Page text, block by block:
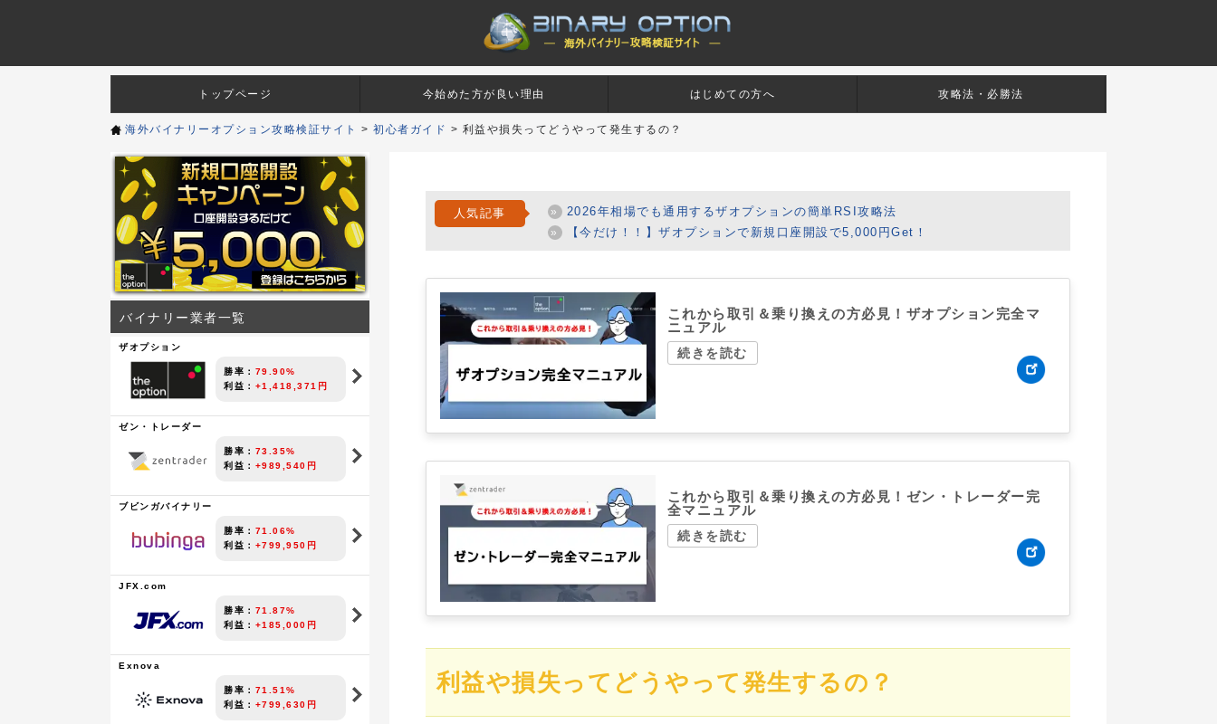
トップページ 今始めた方が良い理由 はじめての方へ 攻略法・必勝法
海外バイナリーオプション攻略検証サイト > 初心者ガイド > 利益や損失ってどうやって発生するの？
人気記事
2026年相場でも通用するザオプションの簡単RSI攻略法
【今だけ！！】ザオプションで新規口座開設で5,000円Get！
これから取引＆乗り換えの方必見！ザオプション完全マ
ニュアル
続きを読む
これから取引＆乗り換えの方必見！ゼン・トレーダー完
全マニュアル
続きを読む
利益や損失ってどうやって発生するの？
バイナリー業者一覧
ザオプション
勝率： 79.90%
利益： +1,418,371円
ゼン・トレーダー
勝率： 73.35%
利益： +989,540円
ブビンガバイナリー
勝率： 71.06%
利益： +799,950円
JFX.com
勝率： 71.87%
利益： +185,000円
Exnova
勝率： 71.51%
利益： +799,630円